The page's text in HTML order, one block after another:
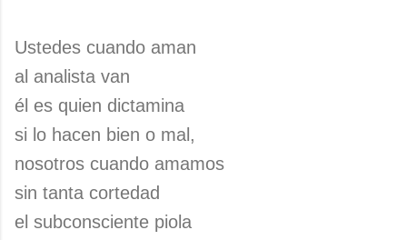
Ustedes cuando aman
al analista van
él es quien dictamina
si lo hacen bien o mal,
nosotros cuando amamos
sin tanta cortedad
el subconsciente piola